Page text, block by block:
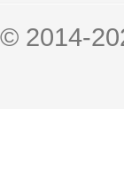
© 2014-